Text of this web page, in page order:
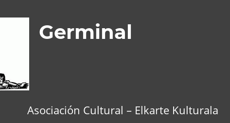
Germinal
Asociación Cultural – Elkarte Kulturala